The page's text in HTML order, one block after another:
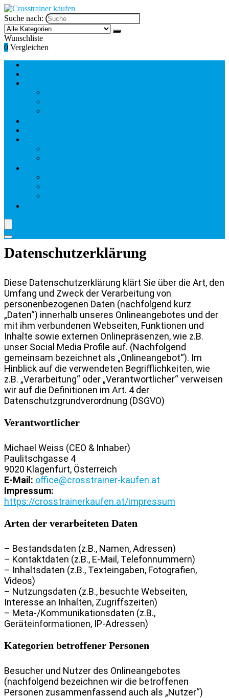
Suche nach:
Wunschliste
0 Vergleichen
Datenschutzerklärung
Diese Datenschutzerklärung klärt Sie über die Art, den
Umfang und Zweck der Verarbeitung von
personenbezogenen Daten (nachfolgend kurz
„Daten“) innerhalb unseres Onlineangebotes und der
mit ihm verbundenen Webseiten, Funktionen und
Inhalte sowie externen Onlinepräsenzen, wie z.B.
unser Social Media Profile auf. (Nachfolgend
gemeinsam bezeichnet als „Onlineangebot“). Im
Hinblick auf die verwendeten Begrifflichkeiten, wie
z.B. „Verarbeitung“ oder „Verantwortlicher“ verweisen
wir auf die Definitionen im Art. 4 der
Datenschutzgrundverordnung (DSGVO)
Verantwortlicher
Michael Weiss (CEO & Inhaber)
Paulitschgasse 4
9020 Klagenfurt, Österreich
E-Mail: office@crosstrainer-kaufen.at
Impressum:
https://crosstrainerkaufen.at/impressum
Arten der verarbeiteten Daten
– Bestandsdaten (z.B., Namen, Adressen)
– Kontaktdaten (z.B., E-Mail, Telefonnummern)
– Inhaltsdaten (z.B., Texteingaben, Fotografien,
Videos)
– Nutzungsdaten (z.B., besuchte Webseiten,
Interesse an Inhalten, Zugriffszeiten)
– Meta-/Kommunikationsdaten (z.B.,
Geräteinformationen, IP-Adressen)
Kategorien betroffener Personen
Besucher und Nutzer des Onlineangebotes
(nachfolgend bezeichnen wir die betroffenen
Personen zusammenfassend auch als „Nutzer“)